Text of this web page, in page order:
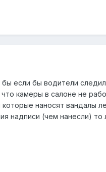
если бы водители
камеры в салоне не
наносят вандалы
надписи (чем нанесли)